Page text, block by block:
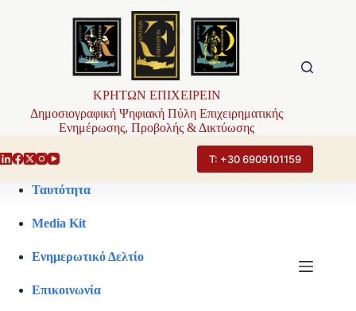
ΚΡΗΤΩΝ ΕΠΙΧΕΙΡΕΙΝ
Δημοσιογραφική Ψηφιακή Πύλη Επιχειρηματικής
Ενημέρωσης, Προβολής & Δικτύωσης
Τ: +30 6909101159
Ταυτότητα
Media Kit
Ενημερωτικό Δελτίο
Επικοινωνία